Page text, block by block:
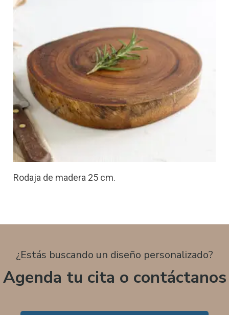
Rodaja de madera 25 cm.
¿Estás buscando un diseño personalizado?
Agenda tu cita o contáctanos